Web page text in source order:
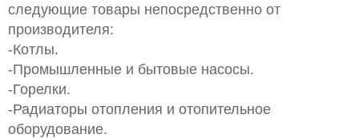
следующие товары непосредственно от
производителя:
-Котлы.
-Промышленные и бытовые насосы.
-Горелки.
-Радиаторы отопления и отопительное
оборудование.